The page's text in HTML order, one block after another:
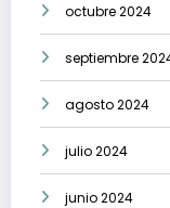
octubre 2024
septiembre
agosto 2024
julio 2024
junio 2024